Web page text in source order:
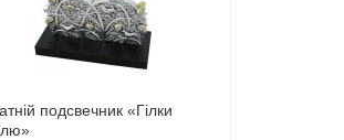
подсвечник «Гілки